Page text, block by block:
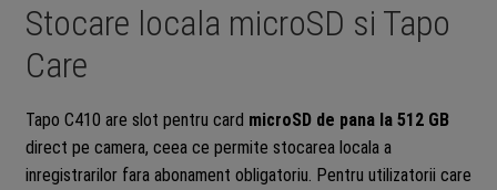
Stocare locala microSD si Tapo
Care
Tapo C410 are slot pentru card microSD de pana la 512 GB
direct pe camera, ceea ce permite stocarea locala a
inregistrarilor fara abonament obligatoriu. Pentru utilizatorii care